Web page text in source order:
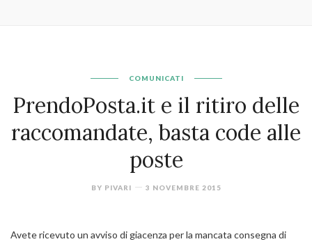
COMUNICATI
PrendoPosta.it e il ritiro delle
raccomandate, basta code alle
poste
BY PIVARI 3 NOVEMBRE 2015
Avete ricevuto un avviso di giacenza per la mancata consegna di